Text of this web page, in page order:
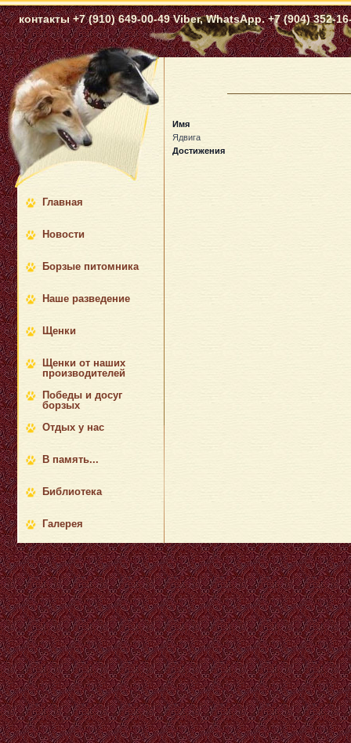
контакты +7 (910) 649-00-49 Viber, WhatsApp. +7 (904) 352-
Главная
Новости
Борзые питомника
Наше разведение
Щенки
Щенки от наших
производителей
Победы и досуг
борзых
Отдых у нас
В память...
Библиотека
Галерея
Имя
Ядвига
Достижения